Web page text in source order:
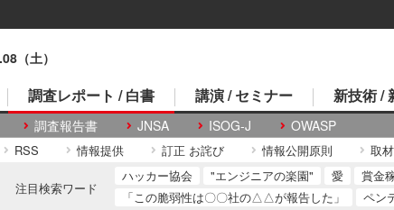
（土）
調査レポート / 白書
調査報告書 JNSA ISOG-J OWASP
講演 / セミナー 新技術 /
RSS 情報提供 訂正 お詫び 情報公開原則 取
注目検索ワード
ハッカー協会 "エンジニアの楽園" 愛
賞金
「この脆弱性は〇〇社の△△が報告した」
ペン